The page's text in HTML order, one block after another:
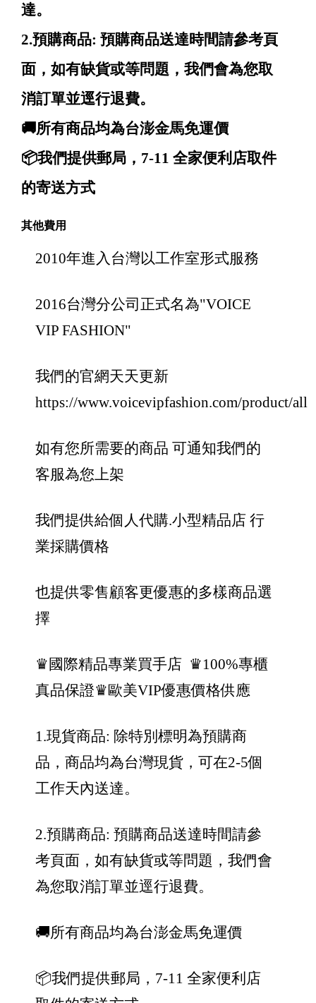
達。
2.預購商品: 預購商品送達時間請參考頁
面，如有缺貨或等問題，我們會為您取
消訂單並逕行退費。
🚚所有商品均為台澎金馬免運價
📦我們提供郵局，7-11 全家便利店取件
的寄送方式
其他費用
2010年進入台灣以工作室形式服務
2016台灣分公司正式名為"VOICE
VIP FASHION"
我們的官網天天更新
https://www.voicevipfashion.com/product/all
如有您所需要的商品 可通知我們的
客服為您上架
我們提供給個人代購.小型精品店 行
業採購價格
也提供零售顧客更優惠的多樣商品選
擇
♛國際精品專業買手店 ♛100%專櫃
真品保證♛歐美VIP優惠價格供應
1.現貨商品: 除特別標明為預購商
品，商品均為台灣現貨，可在2-5個
工作天內送達。
2.預購商品: 預購商品送達時間請參
考頁面，如有缺貨或等問題，我們會
為您取消訂單並逕行退費。
🚚所有商品均為台澎金馬免運價
📦我們提供郵局，7-11 全家便利店